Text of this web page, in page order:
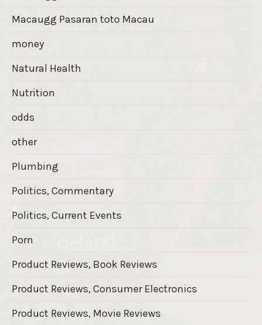
Macaugg Pasaran toto Macau
money
Natural Health
Nutrition
odds
other
Plumbing
Politics, Commentary
Politics, Current Events
Porn
Product Reviews, Book Reviews
Product Reviews, Consumer Electronics
Product Reviews, Movie Reviews